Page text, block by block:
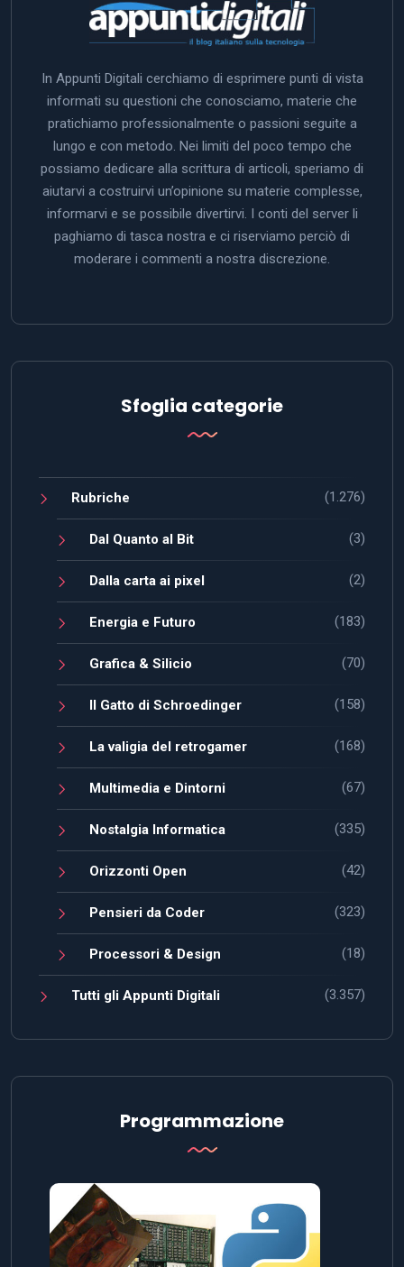
In Appunti Digitali cerchiamo di esprimere punti di vista
informati su questioni che conosciamo, materie che
pratichiamo professionalmente o passioni seguite a
lungo e con metodo. Nei limiti del poco tempo che
possiamo dedicare alla scrittura di articoli, speriamo di
aiutarvi a costruirvi un’opinione su materie complesse,
informarvi e se possibile divertirvi. I conti del server li
paghiamo di tasca nostra e ci riserviamo perciò di
moderare i commenti a nostra discrezione.
Sfoglia categorie
Rubriche (1.276)
Dal Quanto al Bit (3)
Dalla carta ai pixel (2)
Energia e Futuro (183)
Grafica & Silicio (70)
Il Gatto di Schroedinger (158)
La valigia del retrogamer (168)
Multimedia e Dintorni (67)
Nostalgia Informatica (335)
Orizzonti Open (42)
Pensieri da Coder (323)
Processori & Design (18)
Tutti gli Appunti Digitali (3.357)
Programmazione